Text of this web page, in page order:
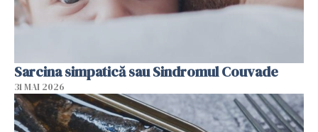
Sarcina simpatică sau Sindromul Couvade
31 MAI 2026